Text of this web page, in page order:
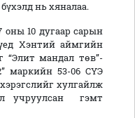
нь хяналаа.
оны 10 дугаар сарын
Хэнтий аймгийн
“Элит мандал төв”-
маркийн 53-06 СҮЭ
хулгайлж
учруулсан гэмт